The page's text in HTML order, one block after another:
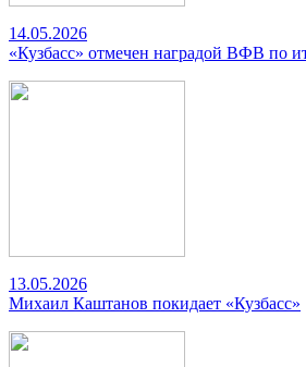
14.05.2026
«Кузбасс» отмечен наградой ВФВ по
13.05.2026
Михаил Каштанов покидает «Кузбасс»